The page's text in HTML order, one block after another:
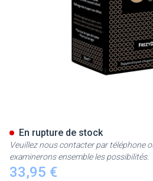
33,95 €
En rupture de stock
Veuillez nous contacter par téléphone
examinerons ensemble les possibilités.